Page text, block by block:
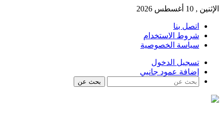
الإثنين , 10 أغسطس 2026
اتصل بنا
شروط الاستخدام
سياسة الخصوصية
تسجيل الدخول
إضافة عمود جانبي
بحث عن